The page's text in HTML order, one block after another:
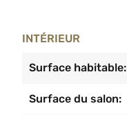
INTÉRIEUR
Surface habitable:
Surface du salon: